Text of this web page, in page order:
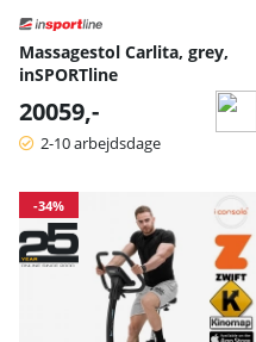
Massagestol Carlita, grey,
inSPORTline
20059,-
2-10 arbejdsdage
-34%